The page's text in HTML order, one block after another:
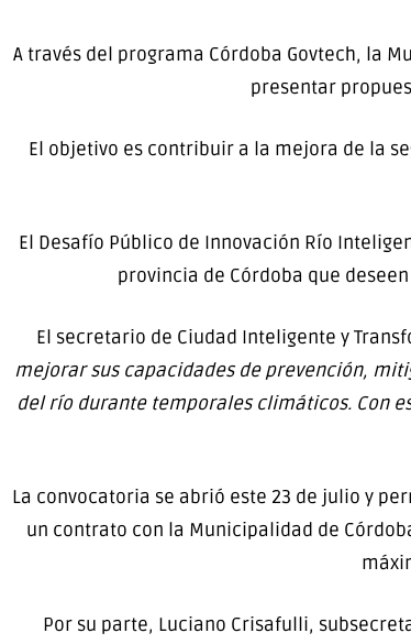
A través del programa Córdoba Govtech, la
presentar
El objetivo es contribuir a la mejora de la
El Desafío Público de Innovación Río
provincia de Córdoba que
El secretario de Ciudad Inteligente y
mejorar sus capacidades de prevención,
del río durante temporales climáticos. Con
La convocatoria se abrió este 23 de julio y
un contrato con la Municipalidad de
Por su parte, Luciano Crisafulli,